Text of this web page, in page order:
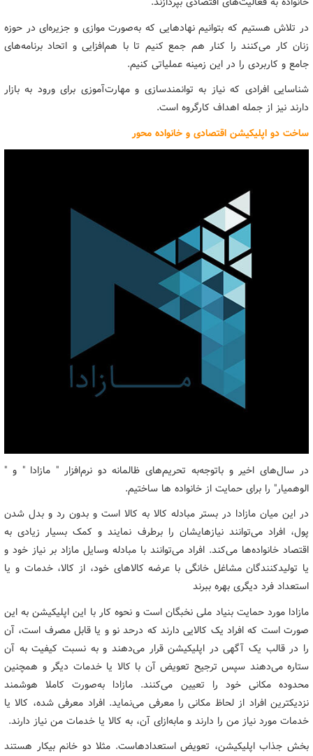
در تلاش هستیم که بتوانیم نهادهایی که به‌صورت موازی و جزیره‌ای در حوزه
زنان کار می‌کنند را کنار هم جمع کنیم تا با هم‌افزایی و اتحاد برنامه‌های
جامع و کاربردی را در این زمینه عملیاتی کنیم.
شناسایی افرادی که نیاز به توانمندسازی و مهارت‌آموزی برای ورود به بازار
دارند نیز از جمله اهداف کارگروه است.
ساخت دو اپلیکیشن اقتصادی و خانواده محور
در سال‌های اخیر و باتوجه‌به تحریم‌های ظالمانه دو نرم‌افزار " مازادا " و "
الوهمیار" را برای حمایت از خانواده ها ساختیم.
در این میان مازادا در بستر مبادله کالا به کالا است و بدون رد و بدل شدن
پول، افراد می‌توانند نیازهایشان را برطرف نمایند و کمک بسیار زیادی به
اقتصاد خانواده‌ها می‌کند. افراد می‌توانند با مبادله وسایل مازاد بر نیاز خود و
یا تولیدکنندگان مشاغل خانگی با عرضه کالاهای خود، از کالا، خدمات و یا
استعداد فرد دیگری بهره ببرند
مازادا مورد حمایت بنیاد ملی نخبگان است و نحوه کار با این اپلیکیشن به این
صورت است که افراد یک کالایی دارند که درحد نو و یا قابل مصرف است، آن
را در قالب یک آگهی در اپلیکیشن قرار می‌دهند و به نسبت کیفیت به آن
ستاره می‌دهند سپس ترجیح تعویض آن با کالا یا خدمات دیگر و همچنین
محدوده مکانی خود را تعیین می‌کنند. مازادا به‌صورت کاملا هوشمند
نزدیکترین افراد از لحاظ مکانی را معرفی می‌نماید. افراد معرفی شده، کالا یا
خدمات مورد نیاز من را دارند و مابه‌ازای آن، به کالا یا خدمات من نیاز دارند.
بخش جذاب اپلیکیشن، تعویض استعدادهاست. مثلا دو خانم بیکار هستند